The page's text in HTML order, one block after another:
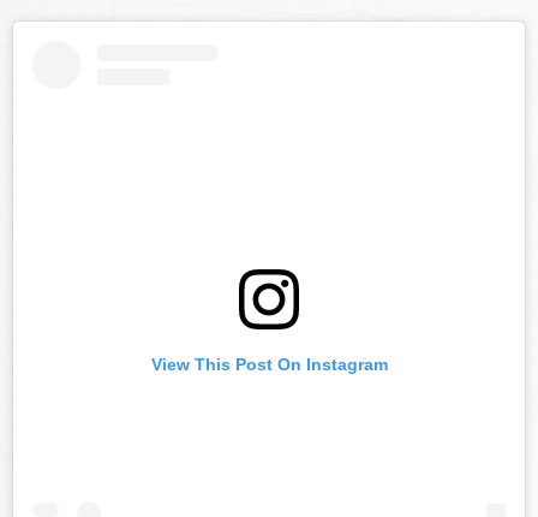
View This Post On Instagram